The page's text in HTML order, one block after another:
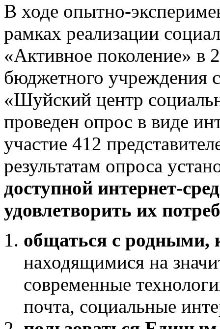
В ходе опытно-
рамках реализации
«Активное поколение» в
бюджетного учреждения
«Шуйский центр
проведен опрос в виде
участие 412
результатам опроса
доступной интернет-
удовлетворить их
общаться с родными,
находящимися на
современные
почта, социальные